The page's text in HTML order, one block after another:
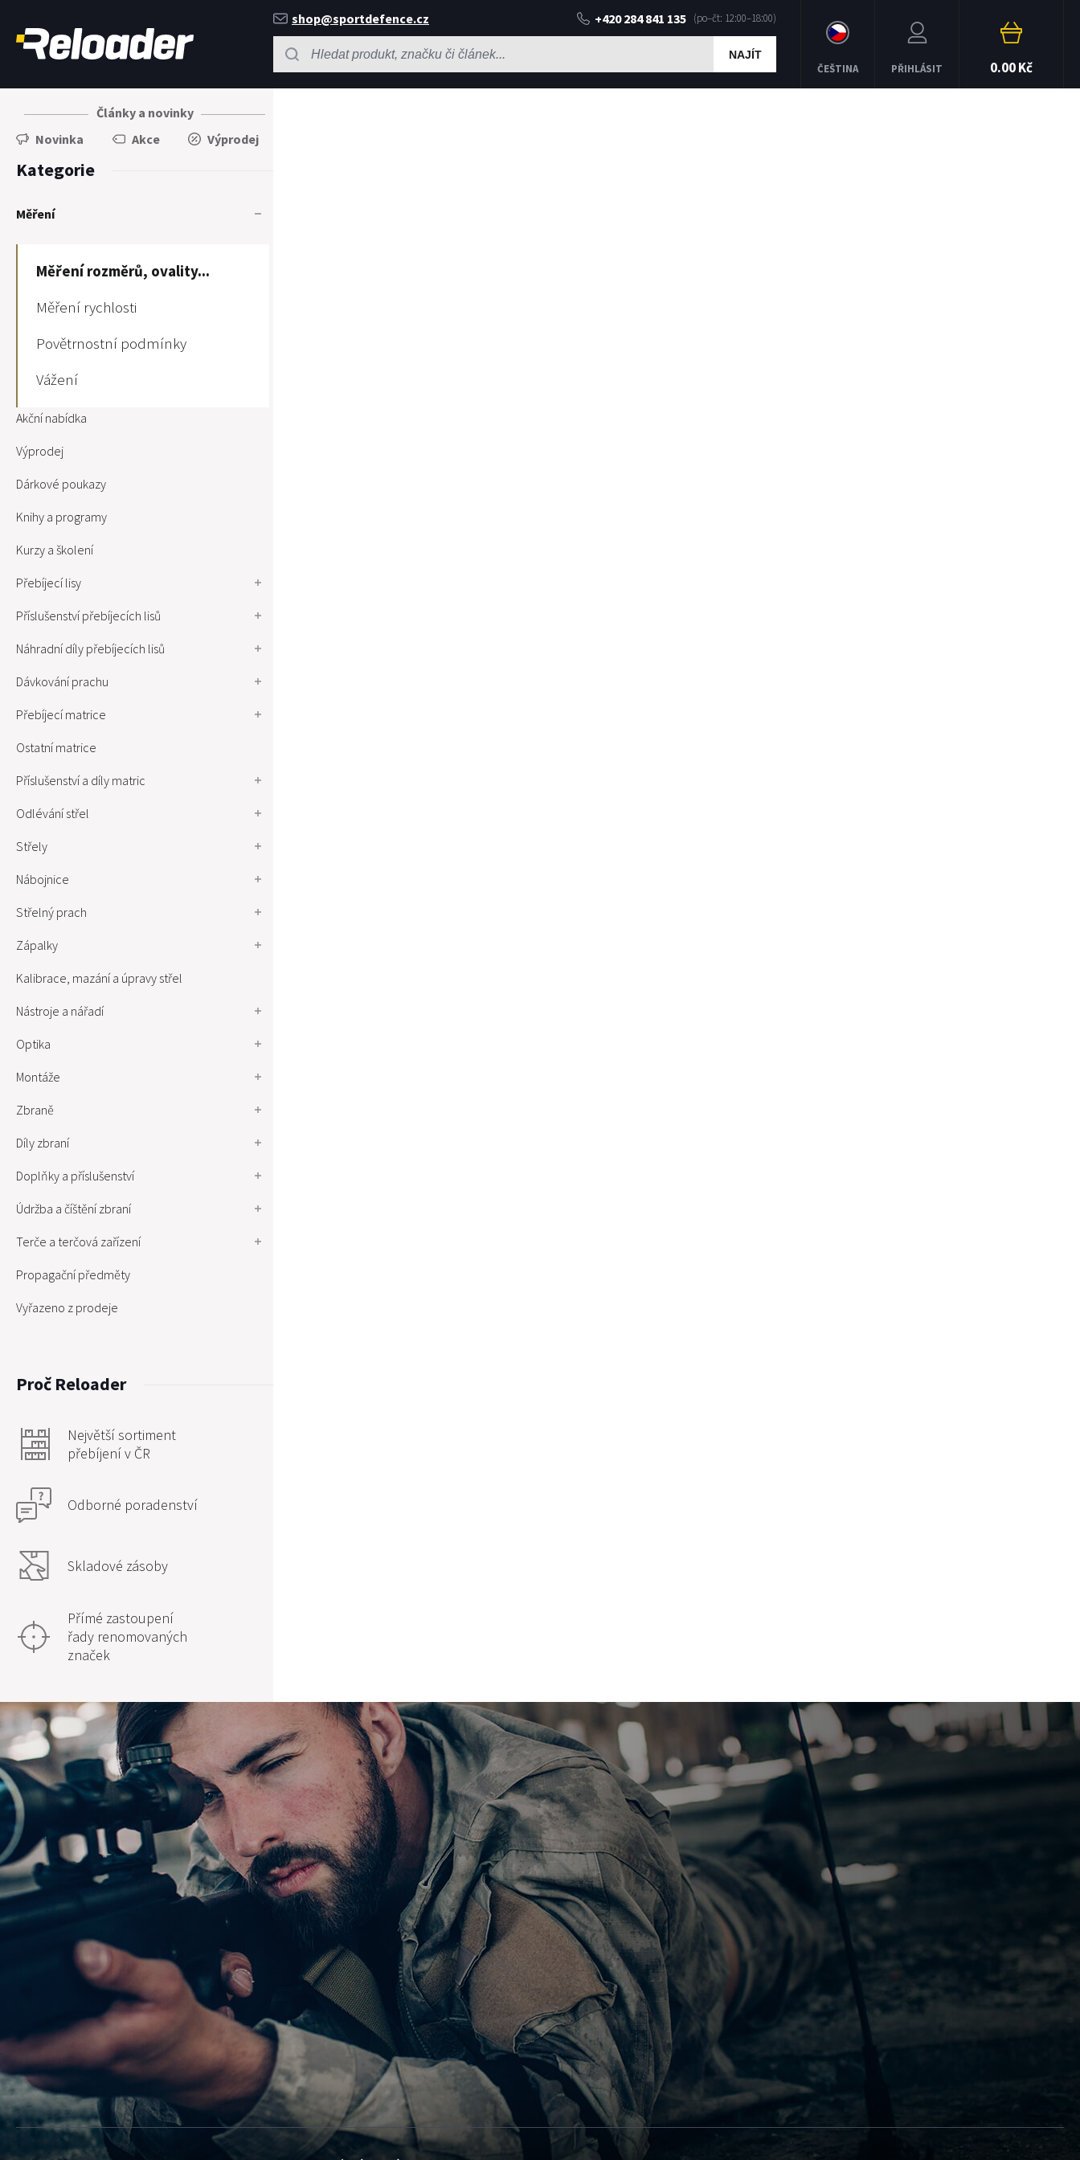
shop@sportdefence.cz +420 284 841 135
NAJÍT
ČEŠTINA PŘIHLÁSIT 0.00 Kč
Články a novinky
Novinka
Akce Výprodej
Kategorie
Měření
Měření rozměrů, ovality...
Měření rychlosti
Povětrnostní podmínky
Vážení
Akční nabídka
Výprodej
Dárkové poukazy
Knihy a programy
Kurzy a školení
Přebíjecí lisy
Příslušenství přebíjecích lisů
Náhradní díly přebíjecích lisů
Dávkování prachu
Přebíjecí matrice
Ostatní matrice
Příslušenství a díly matric
Odlévání střel
Střely
Nábojnice
Střelný prach
Zápalky
Kalibrace, mazání a úpravy střel
Nástroje a nářadí
Optika
Montáže
Zbraně
Díly zbraní
Doplňky a příslušenství
Údržba a číštění zbraní
Terče a terčová zařízení
Propagační předměty
Vyřazeno z prodeje
Proč Reloader
Největší sortiment
přebíjení v ČR
Odborné poradenství
Skladové zásoby
Přímé zastoupení
řady renomovaných
značek